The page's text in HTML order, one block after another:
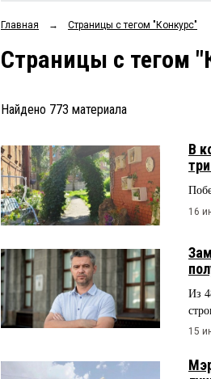
Главная → Страницы c тегом "Конкурс"
Страницы c тегом
Найдено 773 материала
В
16
Из
15